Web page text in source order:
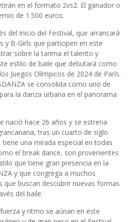
en el formato 2vs2. El ganador o
de 1.500 euros.
del inicio del Festival, que arrancará
y B-Girls que participen en este
sobre la tarima el talento y
estilo de baile que debutará como
Juegos Olímpicos de 2024 de París.
se consolida como uno de
la danza urbana en el panorama
nació hace 26 años y se estrena
tras un cuarto de siglo
una mirada especial en todas
el break dance, son provenientes
que tiene gran presencia en la
y que congrega a muchos
que buscan descubrir nuevas formas
del baile.
y ritmo se aúnan en este